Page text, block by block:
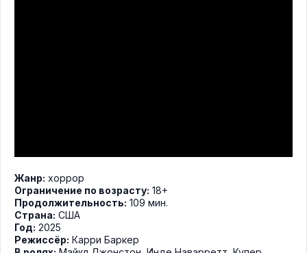
Жанр: хоррор
Ограничение по возрасту: 18+
Продолжительность: 109 мин.
Страна: США
Год: 2025
Режиссёр: Карри Баркер